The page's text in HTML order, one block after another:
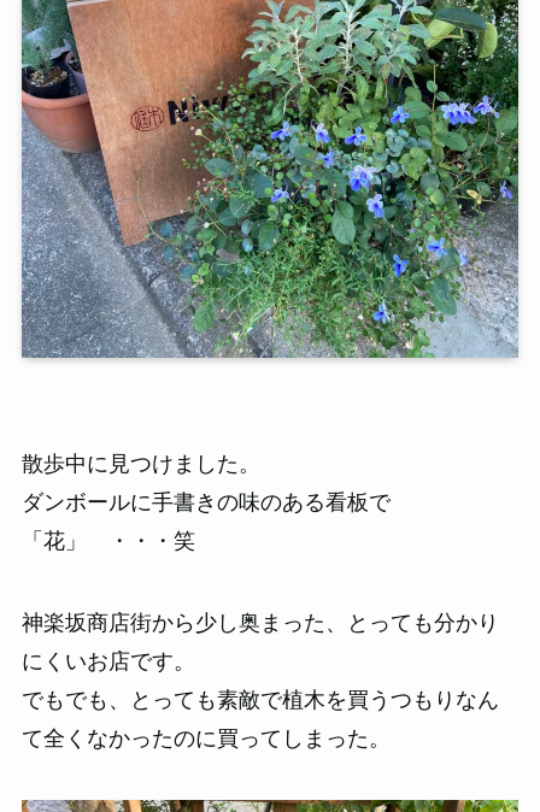
散歩中に見つけました。
ダンボールに手書きの味のある看板で
「花」 ・・・笑
神楽坂商店街から少し奥まった、とっても分かり
にくいお店です。
でもでも、とっても素敵で植木を買うつもりなん
て全くなかったのに買ってしまった。